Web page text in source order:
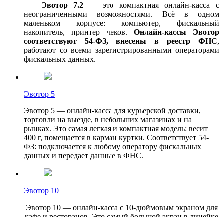
Эвотор 7.2 — это компактная онлайн-касса с
неограниченными возможностями. Всё в одном
маленьком корпусе: компьютер, фискальный
накопитель, принтер чеков. Онлайн-кассы Эвотор
соответствуют 54-ФЗ, внесены в реестр ФНС,
работают со всеми зарегистрированными операторами
фискальных данных.
Эвотор 5
Эвотор 5 — онлайн-касса для курьерской доставки,
торговли на выезде, в небольших магазинах и на
рынках. Это самая легкая и компактная модель: весит
400 г, помещается в карман куртки. Соответствует 54-
ФЗ: подключается к любому оператору фискальных
данных и передает данные в ФНС.
Эвотор 10
Эвотор 10 — онлайн-касса с 10-дюймовым экраном для